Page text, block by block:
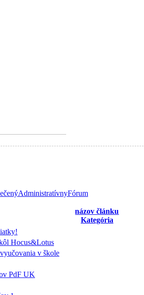
AdministratívnyFórum
názov článku
Kategória
Hocus&Lotus
v škole
PdF UK